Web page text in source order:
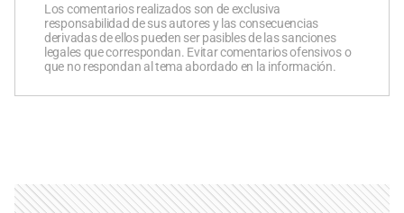
Los comentarios realizados son de exclusiva
responsabilidad de sus autores y las consecuencias
derivadas de ellos pueden ser pasibles de las sanciones
legales que correspondan. Evitar comentarios ofensivos o
que no respondan al tema abordado en la información.